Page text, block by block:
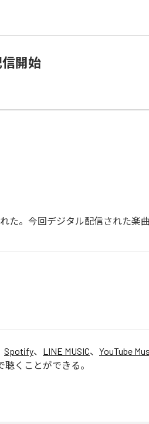
信開始
た。今回デジタル配信された楽曲
Spotify、 LINE MUSIC、 YouTube
くことができる。